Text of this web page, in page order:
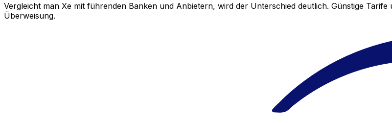
Vergleicht man Xe mit führenden Banken und Anbietern, wird der Unterschied deutlich. Günstige
Überweisung.